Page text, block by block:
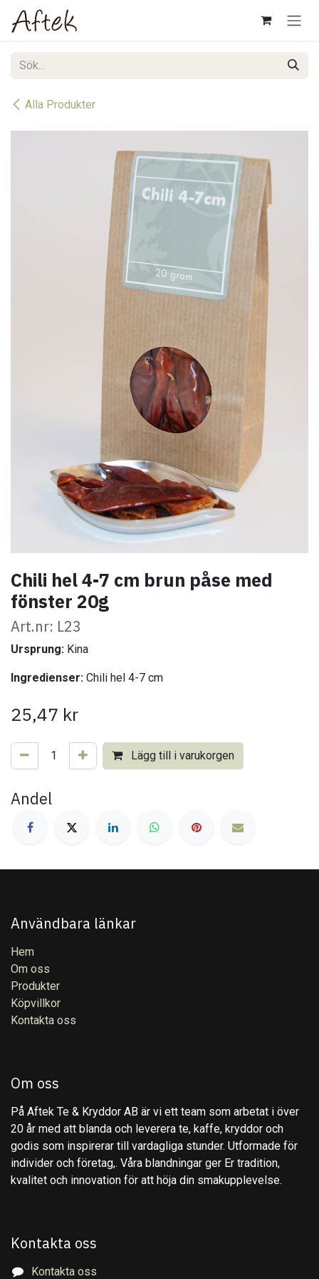
Hoppa till innehåll
Alla Produkter
Chili hel 4-7 cm brun påse med
fönster 20g
Art.nr: L23
Ursprung: Kina
Ingredienser: Chili hel 4-7 cm
25,47 kr
Lägg till i varukorgen
Andel
Användbara länkar
Hem
Om oss
Produkter
Köpvillkor
Kontakta oss
Om oss
På Aftek Te & Kryddor AB är vi ett team som arbetat i över
20 år med att blanda och leverera te, kaffe, kryddor och
godis som inspirerar till vardagliga stunder. Utformade för
individer och företag,. Våra blandningar ger Er tradition,
kvalitet och innovation för att höja din smakupplevelse.
Kontakta oss
Kontakta oss